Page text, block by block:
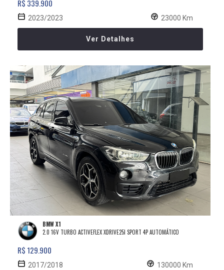
R$ 339.900
2023/2023 23000 Km
Ver Detalhes
BMW X1
2.0 16V TURBO ACTIVEFLEX XDRIVE25I SPORT 4P AUTOMÁTICO
R$ 129.900
2017/2018 130000 Km